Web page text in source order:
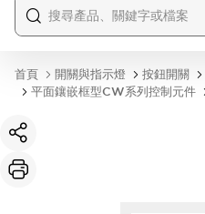
首頁 開關與指示燈 按鈕開關
平面鑲嵌框型CW系列控制元件